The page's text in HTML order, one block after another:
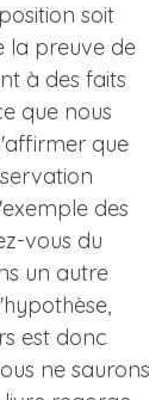
soit
la preuve de
à des faits
que nous
que
des
vous du
un autre
est donc
ne saurons